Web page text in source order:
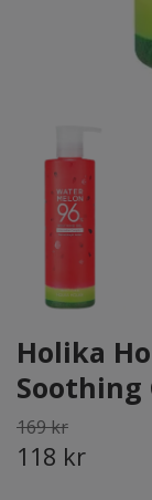
Holika
Soothing
169 kr
118 kr